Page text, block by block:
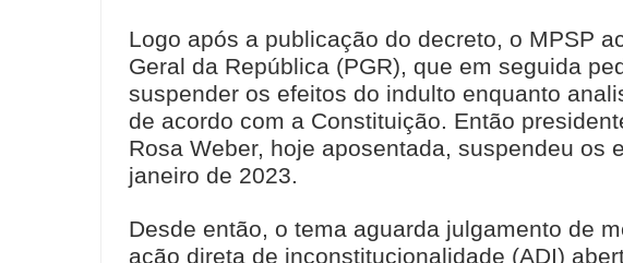
Logo após a publicação do decreto, o MPSP
Geral da República (PGR), que em seguida
suspender os efeitos do indulto enquanto
de acordo com a Constituição. Então
Rosa Weber, hoje aposentada, suspendeu os
janeiro de 2023.
Desde então, o tema aguarda julgamento de
ação direta de inconstitucionalidade (ADI)